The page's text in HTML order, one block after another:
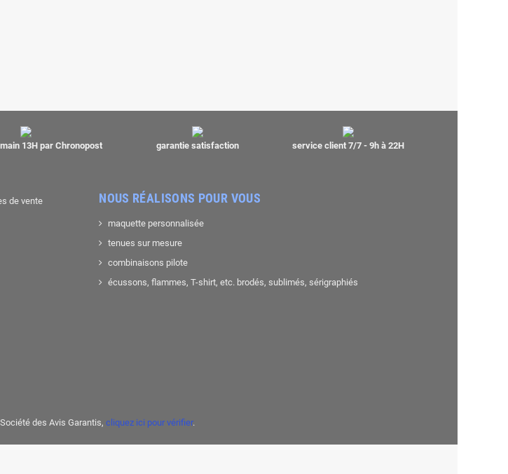
13H par Chronopost garantie satisfaction service client 7/7 - 9h à 22H
de vente
NOUS RÉALISONS POUR VOUS
maquette personnalisée
tenues sur mesure
combinaisons pilote
écussons, flammes, T-shirt, etc. brodés, sublimés, sérigraphiés
des Avis Garantis, cliquez ici pour vérifier.